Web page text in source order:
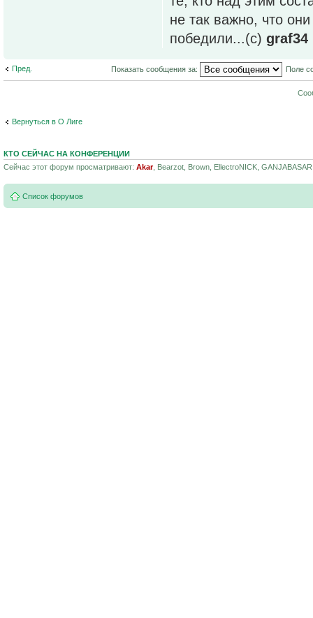
не так важно, что
победили...(с) graf34
Пред. Показать сообщения за: Поле
Вернуться в О Лиге
КТО СЕЙЧАС НА КОНФЕРЕНЦИИ
Сейчас этот форум просматривают: Akar, Bearzot, Brown, EllectroNICK,
Список форумов